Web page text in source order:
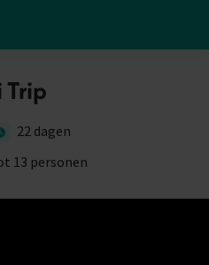
Trip
22 dagen
13 personen